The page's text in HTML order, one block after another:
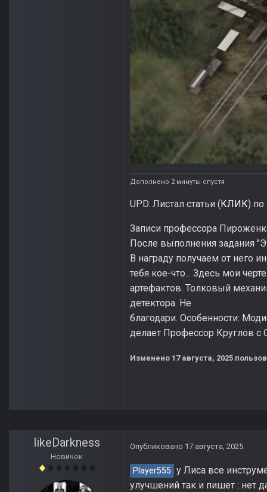
Дополнено 2 минуты спустя
UPD. Листал статьи ( КЛИК) по
Записи профессора
После выполнения задания
В награду получаем от него
тебя кое-что... Здесь мои
артефактов. Толковый
детектора. Не
благодари. Особенности:
делает Профессор Круглов с
Изменено 17 августа, 2025
likeDarkness
Новичок
Опубликовано 17 августа, 2025
Player555 у Лиса все
улучшений так и пишет : нет